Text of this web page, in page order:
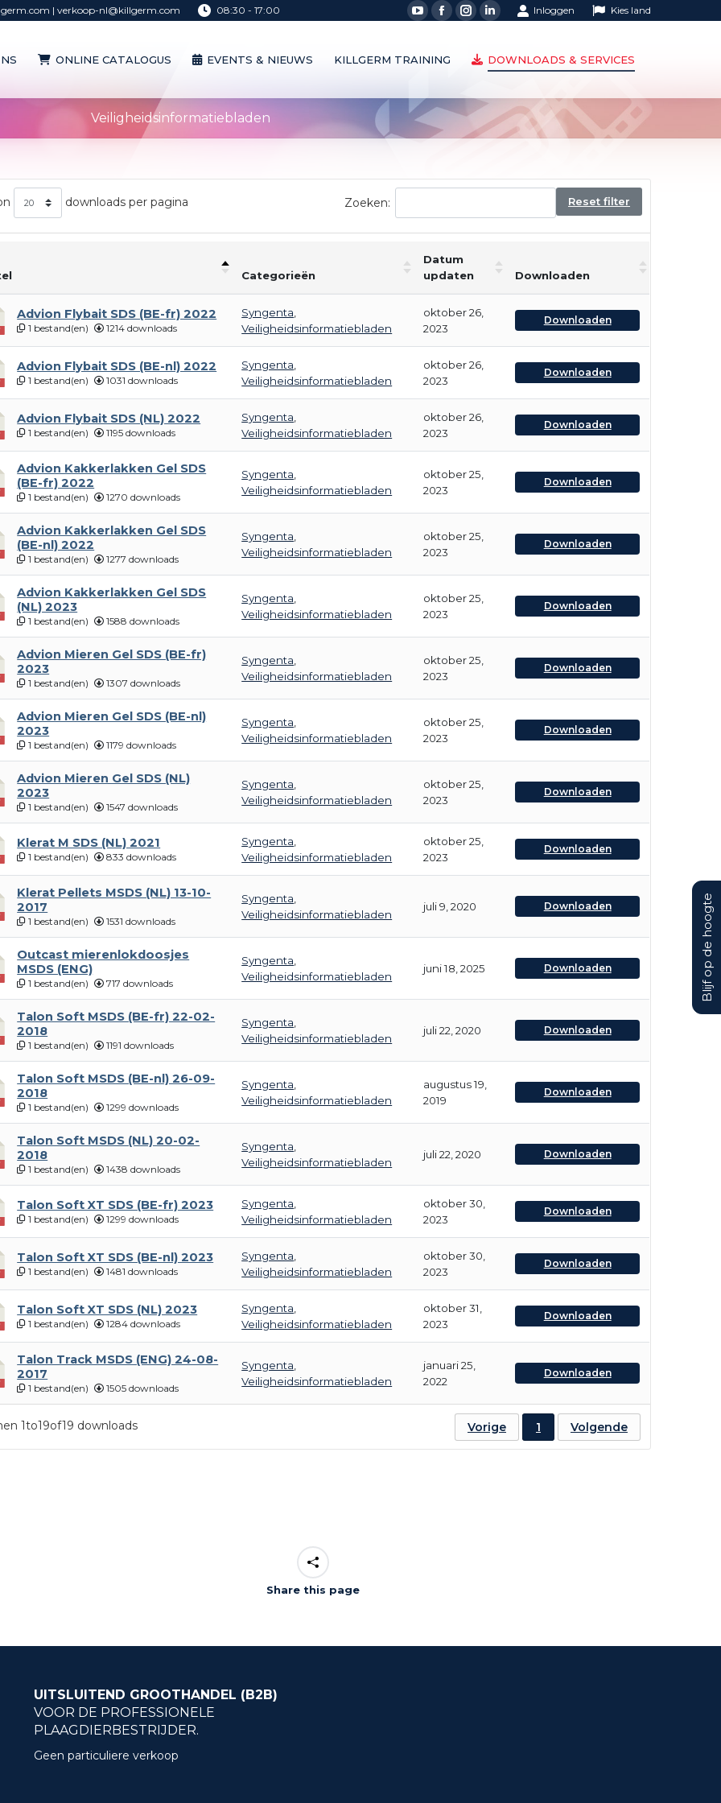
| verkoop-nl@killgerm.com 08:30 - 17:00 Inloggen Kies land
ONLINE CATALOGUS EVENTS & NIEUWS KILLGERM TRAINING DOWNLOADS & SERVICES
Veiligheidsinformatiebladen
downloads per pagina Zoeken: Reset filter
Categorieën
Datum
updaten
Downloaden
Advion Flybait SDS (BE-fr) 2022
1 bestand(en) 1214 downloads
Syngenta
Veiligheidsinformatiebladen
oktober 26,
2023
Downloaden
Advion Flybait SDS (BE-nl) 2022
1 bestand(en) 1031 downloads
Syngenta
Veiligheidsinformatiebladen
oktober 26,
2023
Downloaden
Advion Flybait SDS (NL) 2022
1 bestand(en) 1195 downloads
Syngenta
Veiligheidsinformatiebladen
oktober 26,
2023
Downloaden
Advion Kakkerlakken Gel SDS
(BE-fr) 2022
1 bestand(en) 1270 downloads
Syngenta
Veiligheidsinformatiebladen
oktober 25,
2023
Downloaden
Advion Kakkerlakken Gel SDS
(BE-nl) 2022
1 bestand(en) 1277 downloads
Syngenta
Veiligheidsinformatiebladen
oktober 25,
2023
Downloaden
Advion Kakkerlakken Gel SDS
(NL) 2023
1 bestand(en) 1588 downloads
Syngenta
Veiligheidsinformatiebladen
oktober 25,
2023
Downloaden
Advion Mieren Gel SDS (BE-fr)
2023
1 bestand(en) 1307 downloads
Syngenta
Veiligheidsinformatiebladen
oktober 25,
2023
Downloaden
Advion Mieren Gel SDS (BE-nl)
2023
1 bestand(en) 1179 downloads
Syngenta
Veiligheidsinformatiebladen
oktober 25,
2023
Downloaden
Advion Mieren Gel SDS (NL)
2023
1 bestand(en) 1547 downloads
Syngenta
Veiligheidsinformatiebladen
oktober 25,
2023
Downloaden
Klerat M SDS (NL) 2021
1 bestand(en) 833 downloads
Syngenta
Veiligheidsinformatiebladen
oktober 25,
2023
Downloaden
Klerat Pellets MSDS (NL) 13-10-
2017
1 bestand(en) 1531 downloads
Syngenta
Veiligheidsinformatiebladen
juli 9, 2020 Downloaden
Outcast mierenlokdoosjes
MSDS (ENG)
1 bestand(en) 717 downloads
Syngenta
Veiligheidsinformatiebladen
juni 18, 2025 Downloaden
Talon Soft MSDS (BE-fr) 22-02-
2018
1 bestand(en) 1191 downloads
Syngenta
Veiligheidsinformatiebladen
juli 22, 2020 Downloaden
Talon Soft MSDS (BE-nl) 26-09-
2018
1 bestand(en) 1299 downloads
Syngenta
Veiligheidsinformatiebladen
augustus 19,
2019
Downloaden
Talon Soft MSDS (NL) 20-02-
2018
1 bestand(en) 1438 downloads
Syngenta
Veiligheidsinformatiebladen
juli 22, 2020 Downloaden
Talon Soft XT SDS (BE-fr) 2023
1 bestand(en) 1299 downloads
Syngenta
Veiligheidsinformatiebladen
oktober 30,
2023
Downloaden
Talon Soft XT SDS (BE-nl) 2023
1 bestand(en) 1481 downloads
Syngenta
Veiligheidsinformatiebladen
oktober 30,
2023
Downloaden
Talon Soft XT SDS (NL) 2023
1 bestand(en) 1284 downloads
Syngenta
Veiligheidsinformatiebladen
oktober 31,
2023
Downloaden
Talon Track MSDS (ENG) 24-08-
2017
1 bestand(en) 1505 downloads
Syngenta
Veiligheidsinformatiebladen
januari 25,
2022
Downloaden
1to19of19 downloads Vorige 1 Volgende
Share this page
UITSLUITEND GROOTHANDEL (B2B)
VOOR DE PROFESSIONELE
PLAAGDIERBESTRIJDER.
Geen particuliere verkoop
Blijf op de hoogte